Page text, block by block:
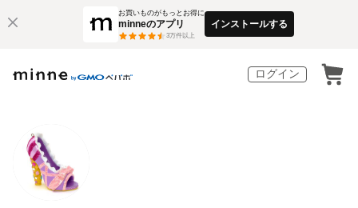
お買いものがもっとお得に
minneのアプリ
3万件以上
インストールする
ログイン